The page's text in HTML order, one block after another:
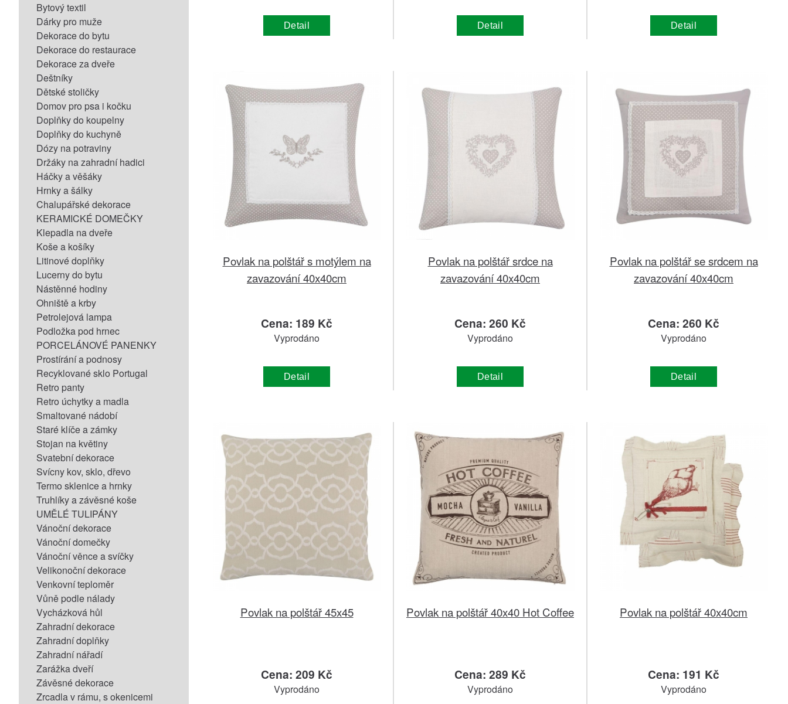
Bytový textil
Dárky pro muže
Dekorace do bytu
Dekorace do restaurace
Dekorace za dveře
Deštníky
Dětské stoličky
Domov pro psa i kočku
Doplňky do koupelny
Doplňky do kuchyně
Dózy na potraviny
Držáky na zahradní hadici
Háčky a věšáky
Hrnky a šálky
Chalupářské dekorace
KERAMICKÉ DOMEČKY
Klepadla na dveře
Koše a košíky
Litinové doplňky
Lucerny do bytu
Nástěnné hodiny
Ohniště a krby
Petrolejová lampa
Podložka pod hrnec
PORCELÁNOVÉ PANENKY
Prostírání a podnosy
Recyklované sklo Portugal
Retro panty
Retro úchytky a madla
Smaltované nádobí
Staré klíče a zámky
Stojan na květiny
Svatební dekorace
Svícny kov, sklo, dřevo
Termo sklenice a hrnky
Truhlíky a závěsné koše
UMĚLÉ TULIPÁNY
Vánoční dekorace
Vánoční domečky
Vánoční věnce a svíčky
Velikonoční dekorace
Venkovní teploměr
Vůně podle nálady
Vycházková hůl
Zahradní dekorace
Zahradní doplňky
Zahradní nářadí
Zarážka dveří
Závěsné dekorace
Zrcadla v rámu, s okenicemi
Detail Detail Detail
Povlak na polštář s motýlem na
zavazování 40x40cm
Cena: 189 Kč
Vyprodáno
Detail
Povlak na polštář srdce na
zavazování 40x40cm
Cena: 260 Kč
Vyprodáno
Detail
Povlak na polštář se srdcem na
zavazování 40x40cm
Cena: 260 Kč
Vyprodáno
Detail
Povlak na polštář 45x45
Cena: 209 Kč
Vyprodáno
Povlak na polštář 40x40 Hot Coffee
Cena: 289 Kč
Vyprodáno
Povlak na polštář 40x40cm
Cena: 191 Kč
Vyprodáno